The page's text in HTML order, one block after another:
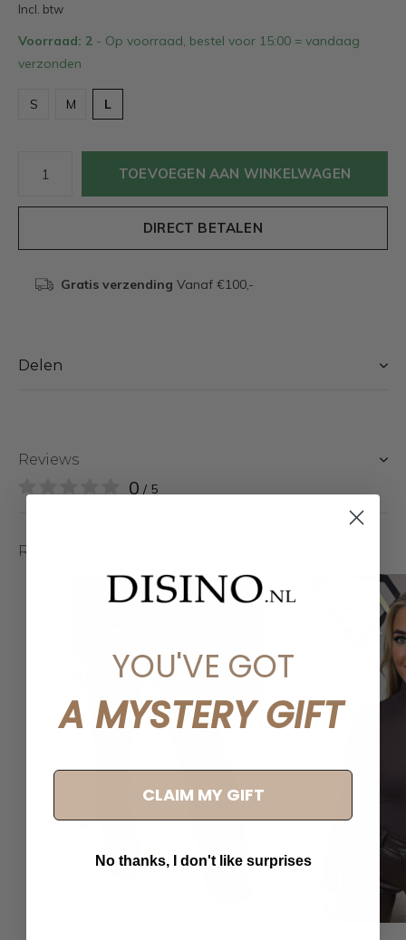
Incl. btw
Voorraad: 2 - Op voorraad, bestel voor 15:00 = vandaag
verzonden
S M L
TOEVOEGEN AAN WINKELWAGEN
DIRECT BETALEN
Gratis verzending Vanaf €100,-
Delen
Reviews
0 / 5
Related articles
YOU'VE GOT
A MYSTERY GIFT
CLAIM MY GIFT
No thanks, I don't like surprises